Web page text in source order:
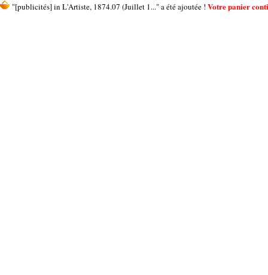
"[publicités] in L'Artiste, 1874.07 (Juillet 1..." a été ajoutée ! Votre panier